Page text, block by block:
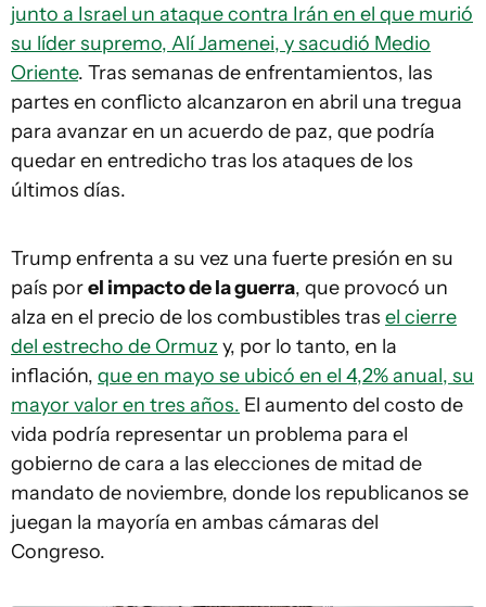
junto a Israel un ataque contra Irán en el que murió
su líder supremo, Alí Jamenei, y sacudió Medio
Oriente. Tras semanas de enfrentamientos, las
partes en conflicto alcanzaron en abril una tregua
para avanzar en un acuerdo de paz, que podría
quedar en entredicho tras los ataques de los
últimos días.
Trump enfrenta a su vez una fuerte presión en su
país porel impacto de la guerra, que provocó un
alza en el precio de los combustibles tras el cierre
del estrecho de Ormuzy, por lo tanto, en la
inflación, que en mayo se ubicó en el 4,2% anual, su
mayor valor en tres años. El aumento del costo de
vida podría representar un problema para el
gobierno de cara a las elecciones de mitad de
mandato de noviembre, donde los republicanos se
juegan la mayoría en ambas cámaras del
Congreso.